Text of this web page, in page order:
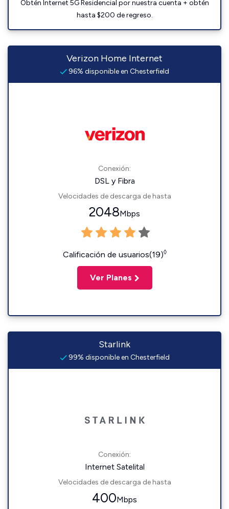
Obtén Internet 5G Residencial por nuestra cuenta + obtén
hasta $200 de regreso.
Verizon Home Internet
96% disponible en Chesterfield
Conexión:
DSL y Fibra
Velocidades de descarga de hasta
2048Mbps
Calificación de usuarios(19)◊
Ver Planes
Starlink
99% disponible en Chesterfield
Conexión:
Internet Satelital
Velocidades de descarga de hasta
400Mbps